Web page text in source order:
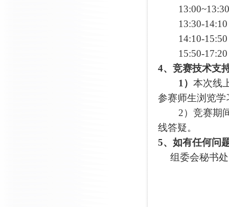
13:30-14:10
14:10-15:50
15:50-
4、竞赛技术支
1） 本次线
参赛师生浏览学
2）竞赛期间
线答疑。
5、如有任何问
组委会秘书